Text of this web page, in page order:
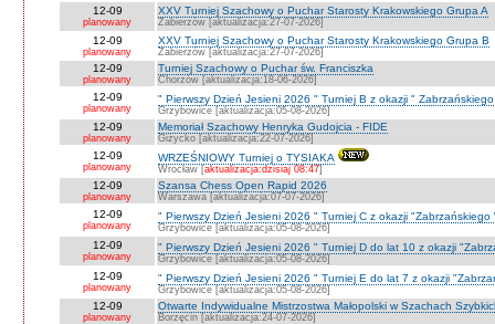
12-09
planowany
XXV Turniej Szachowy o Puchar Starosty Krakowskiego Grupa A
Zabierzów [aktualizacja:27-07-2026]
12-09
planowany
XXV Turniej Szachowy o Puchar Starosty Krakowskiego Grupa B
Zabierzów [aktualizacja:27-07-2026]
12-09
planowany
Turniej Szachowy o Puchar św. Franciszka
Chorzów [aktualizacja:18-06-2026]
12-09
planowany
" Pierwszy Dzień Jesieni 2026 " Turniej B z okazji "
Grzybowice [aktualizacja:05-08-2026]
12-09
planowany
Memoriał Szachowy Henryka Gudojcia - FIDE
Giżycko [aktualizacja:22-07-2026]
12-09
planowany
WRZEŚNIOWY Turniej o TYSIAKA
Wrocław [aktualizacja:dzisiaj 08:47]
12-09
planowany
Szansa Chess Open Rapid 2026
Warszawa [aktualizacja:07-07-2026]
12-09
planowany
" Pierwszy Dzień Jesieni 2026 " Turniej C z okazji "Zabrzańskiego
Grzybowice [aktualizacja:05-08-2026]
12-09
planowany
" Pierwszy Dzień Jesieni 2026 " Turniej D do lat 10 z okazji
Grzybowice [aktualizacja:05-08-2026]
12-09
planowany
" Pierwszy Dzień Jesieni 2026 " Turniej E do lat 7 z okazji
Grzybowice [aktualizacja:05-08-2026]
12-09
planowany
Otwarte Indywidualne Mistrzostwa Małopolski w Szachach
Borzęcin [aktualizacja:24-07-2026]